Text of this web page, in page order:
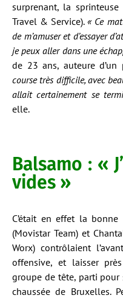
surprenant, la
Travel & Service).« Ce
de m’amuser et d’essayer
je peux aller dans une
de 23 ans, auteure d’un
course très difficile, avec
allait certainement se
elle.
Balsamo : «
vides »
C’était en effet la
(Movistar Team) et
Worx) contrôlaient
offensive, et laisser
groupe de tête, parti
chaussée de Bruxelles.